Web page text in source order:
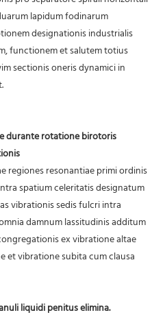
lapidum fodinarum
designationis industrialis
functionem et salutem totius
sectionis oneris dynamici in
durante rotatione birotoris
regiones resonantiae primi ordinis
spatium celeritatis designatum
vibrationis sedis fulcri intra
damnum lassitudinis additum
ex vibratione altae
et vibratione subita cum clausa
liquidi penitus elimina.